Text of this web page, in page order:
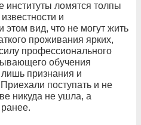
институты ломятся толпы
и
этом вид, что не могут жить
проживания ярких,
профессионального
обучения
признания и
поступать и не
никуда не ушла, а